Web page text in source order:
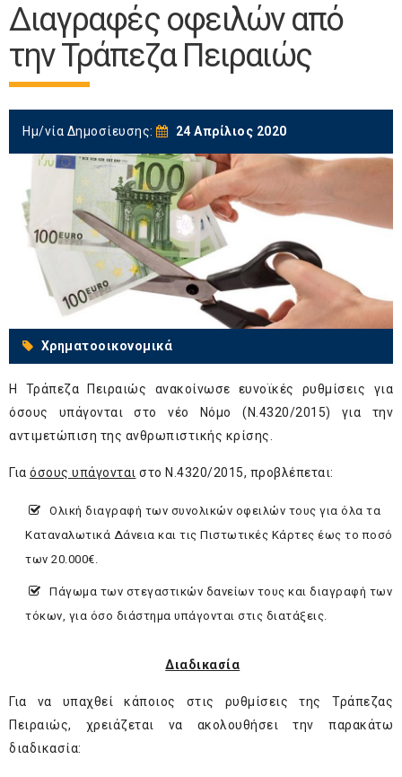
Διαγραφές οφειλών από
την Τράπεζα Πειραιώς
Ημ/νία Δημοσίευσης: 24 Απρίλιος 2020
Χρηματοοικονομικά
Η Τράπεζα Πειραιώς ανακοίνωσε ευνοϊκές ρυθμίσεις για
όσους υπάγονται στο νέο Νόμο (Ν.4320/2015) για την
αντιμετώπιση της ανθρωπιστικής κρίσης.
Για όσους υπάγονται στο Ν.4320/2015, προβλέπεται:
Ολική διαγραφή των συνολικών οφειλών τους για όλα τα
Καταναλωτικά Δάνεια και τις Πιστωτικές Κάρτες έως το ποσό
των 20.000€.
Πάγωμα των στεγαστικών δανείων τους και διαγραφή των
τόκων, για όσο διάστημα υπάγονται στις διατάξεις.
Διαδικασία
Για να υπαχθεί κάποιος στις ρυθμίσεις της Τράπεζας
Πειραιώς, χρειάζεται να ακολουθήσει την παρακάτω
διαδικασία: